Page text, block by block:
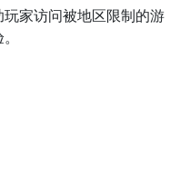
家访问被地区限制的游